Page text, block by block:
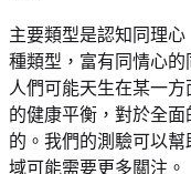
主要類型是認知同理
種類型，富有同情心
人們可能天生在某一
的健康平衡，對於全
的。我們的測驗可以
域可能需要更多關注。